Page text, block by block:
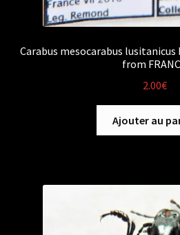
Carabus mesocarabus
from
2.00€
Ajouter au